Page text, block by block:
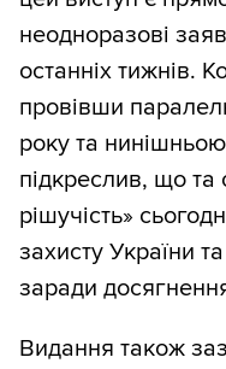
неодноразові
останніх тижнів.
провівши
року та
підкреслив, що та
рішучість»
захисту України
заради
Видання також